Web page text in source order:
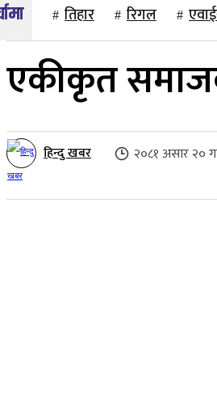
तिहार रिगल
एकीकृत
हिन्दु खबर २०८१ असार २०